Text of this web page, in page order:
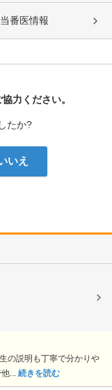
番医情報
力ください。
たか?
いえ
の説明も丁寧で分かりや
... 続きを読む